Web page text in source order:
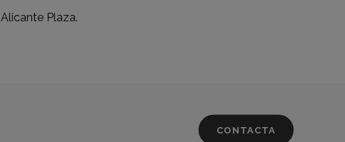
Alicante Plaza.
CONTACTA